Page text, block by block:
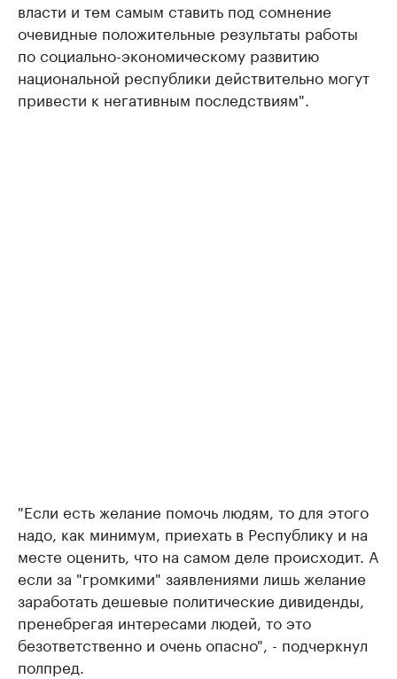
власти и тем самым ставить под сомнение
очевидные положительные результаты работы
по социально-экономическому развитию
национальной республики действительно могут
привести к негативным последствиям".
"Если есть желание помочь людям, то для этого
надо, как минимум, приехать в Республику и на
месте оценить, что на самом деле происходит. А
если за "громкими" заявлениями лишь желание
заработать дешевые политические дивиденды,
пренебрегая интересами людей, то это
безответственно и очень опасно", - подчеркнул
полпред.